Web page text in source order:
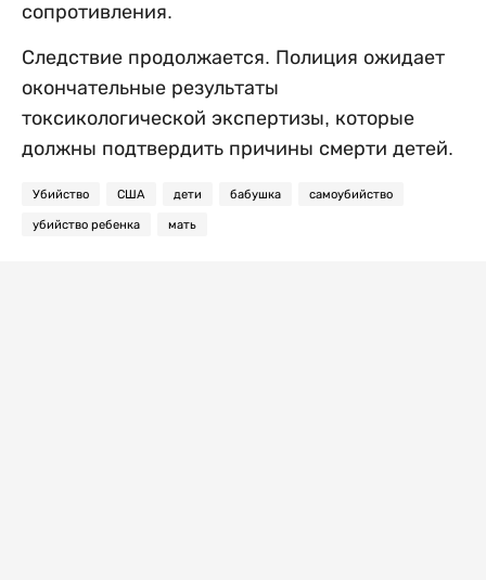
сопротивления.
Следствие продолжается. Полиция ожидает
окончательные результаты
токсикологической экспертизы, которые
должны подтвердить причины смерти детей.
Убийство США дети бабушка самоубийство
убийство ребенка мать